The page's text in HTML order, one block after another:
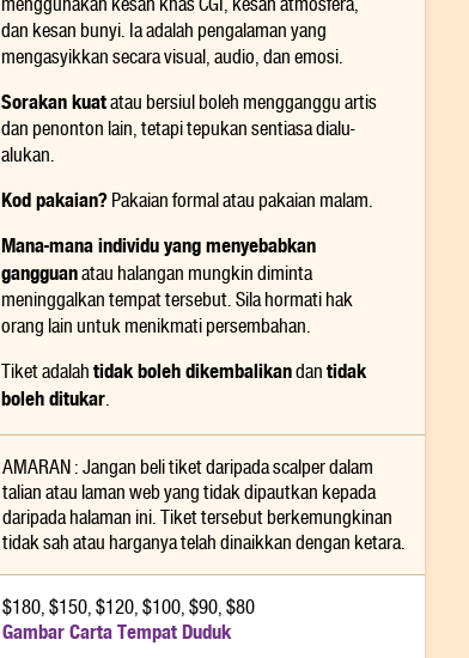
02:41
Ulasan Penonton 2023
dan kesan bunyi. Ia adalah pengalaman yang
mengasyikkan secara visual, audio, dan emosi.
Sorakan kuatatau bersiul boleh mengganggu artis
dan penonton lain, tetapi tepukan sentiasa dialu-
alukan.
Kod pakaian?Pakaian formal atau pakaian malam.
Mana-mana individu yang menyebabkan
gangguanatau halangan mungkin diminta
meninggalkan tempat tersebut. Sila hormati hak
orang lain untuk menikmati persembahan.
Tiket adalahtidak boleh dikembalikandantidak
boleh ditukar.
AMARAN : Jangan beli tiket daripada scalper dalam
talian atau laman web yang tidak dipautkan kepada
daripada halaman ini. Tiket tersebut berkemungkinan
tidak sah atau harganya telah dinaikkan dengan ketara.
$180, $150, $120, $100, $90, $80
Gambar Carta Tempat Duduk